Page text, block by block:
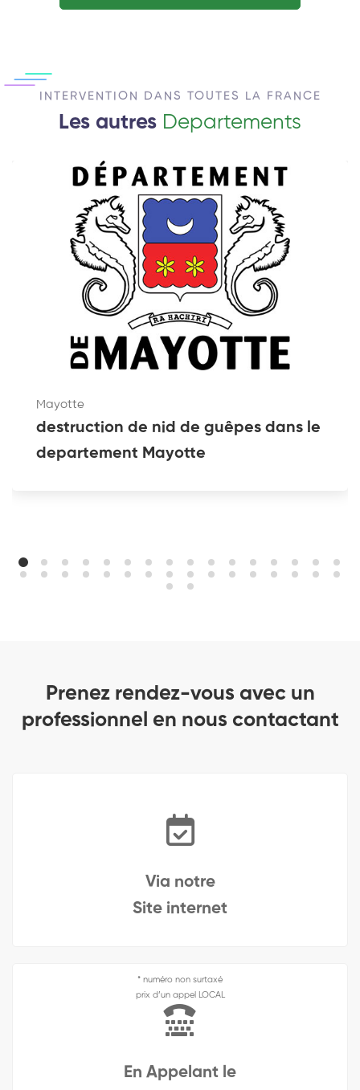
INTERVENTION DANS TOUTES LA FRANCE
Les autres Departements
Mayotte
destruction de nid de guêpes dans le
departement Mayotte
Prenez rendez-vous avec un
professionnel en nous contactant
Via notre
Site internet
* numéro non surtaxé
prix d’un appel LOCAL
En Appelant le